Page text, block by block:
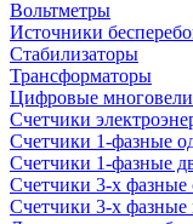
Вольтметры
Источники
Стабилизаторы
Трансформаторы
Цифровые
Счетчики
Счетчики 1-фазные
Счетчики 1-фазные
Счетчики 3-х
Счетчики 3-х